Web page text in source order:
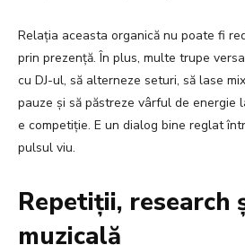
Relația aceasta organică nu poate fi
prin prezență. În plus, multe trupe
cu DJ-ul, să alterneze seturi, să lase
pauze și să păstreze vârful de energie
e competiție. E un dialog bine reglat
pulsul viu.
Repetiții, research
muzicală